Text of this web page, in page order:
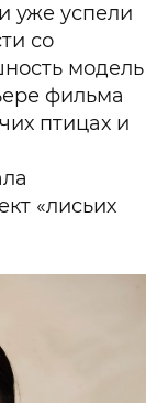
уже успели
со
модель
фильма
птицах и
«лисьих